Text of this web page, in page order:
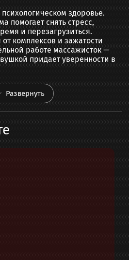
здоровье.
помогает снять стресс,
и перезагрузиться.
комплексов и зажатости
работе массажисток —
придает уверенности в
Развернуть